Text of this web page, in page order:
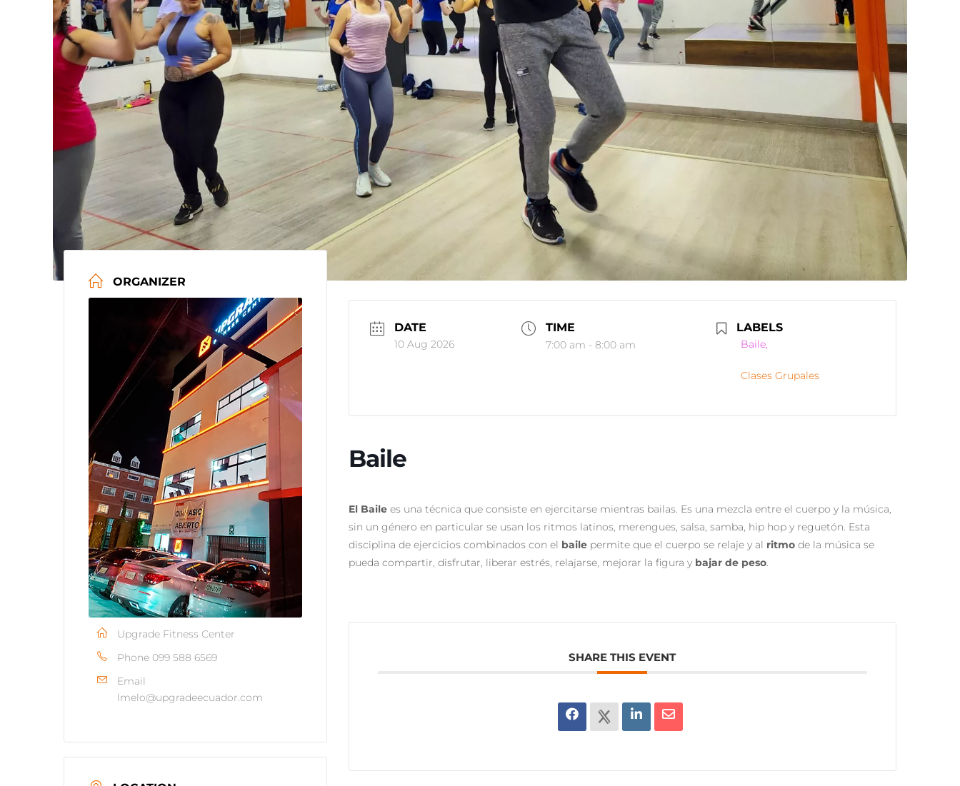
ORGANIZER
Upgrade Fitness Center
Phone 099 588 6569
Email
lmelo@upgradeecuador.com
DATE
10 Aug 2026
TIME
7:00 am - 8:00 am
LABELS
Baile,
Clases Grupales
Baile
El Bailees una técnica que consiste en ejercitarse mientras bailas. Es una mezcla entre el cuerpo y la música,
sin un género en particular se usan los ritmos latinos, merengues, salsa, samba, hip hop y reguetón. Esta
disciplina de ejercicios combinados con el bailepermite que el cuerpo se relaje y al ritmode la música se
pueda compartir, disfrutar, liberar estrés, relajarse, mejorar la figura y bajar de peso.
SHARE THIS EVENT